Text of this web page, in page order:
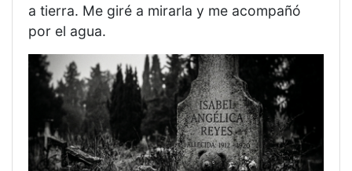
a tierra. Me giré a mirarla y me acompañó
por el agua.